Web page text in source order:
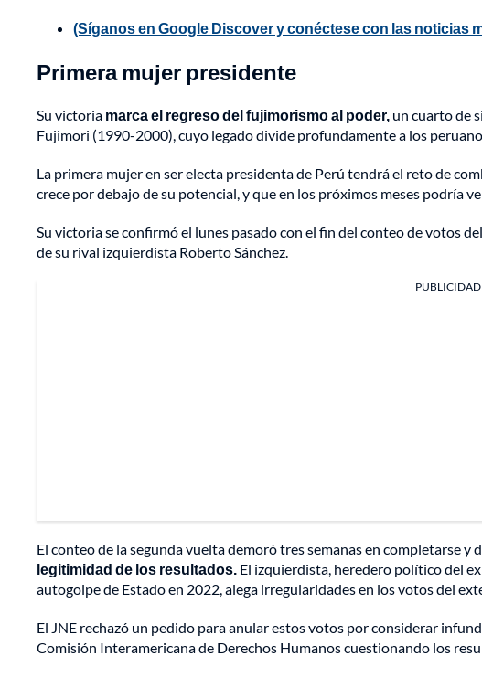
(Síganos en Google Discover y conéctese con las noticias
Primera mujer presidente
Su victoria marca el regreso del fujimorismo al poder, un cuarto de
Fujimori (1990-2000), cuyo legado divide profundamente a los
La primera mujer en ser electa presidenta de Perú tendrá el reto de
crece por debajo de su potencial, y que en los próximos meses podría
Su victoria se confirmó el lunes pasado con el fin del conteo de votos
de su rival izquierdista Roberto Sánchez.
PUBLICIDAD
El conteo de la segunda vuelta demoró tres semanas en completarse y
legitimidad de los resultados. El izquierdista, heredero político del
autogolpe de Estado en 2022, alega irregularidades en los votos del
El JNE rechazó un pedido para anular estos votos por considerar
Comisión Interamericana de Derechos Humanos cuestionando los